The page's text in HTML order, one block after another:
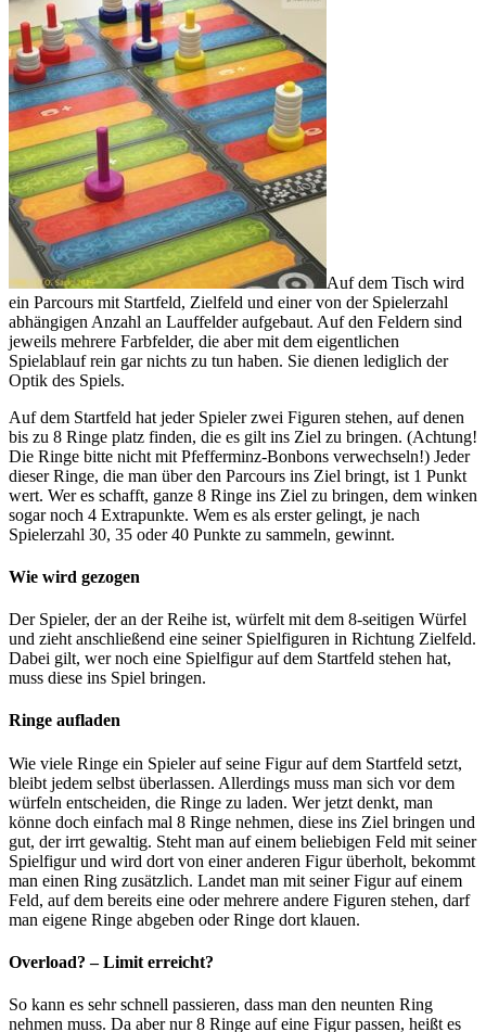
Auf dem Tisch wird
ein Parcours mit Startfeld, Zielfeld und einer von der Spielerzahl
abhängigen Anzahl an Lauffelder aufgebaut. Auf den Feldern sind
jeweils mehrere Farbfelder, die aber mit dem eigentlichen
Spielablauf rein gar nichts zu tun haben. Sie dienen lediglich der
Optik des Spiels.
Auf dem Startfeld hat jeder Spieler zwei Figuren stehen, auf denen
bis zu 8 Ringe platz finden, die es gilt ins Ziel zu bringen. (Achtung!
Die Ringe bitte nicht mit Pfefferminz-Bonbons verwechseln!) Jeder
dieser Ringe, die man über den Parcours ins Ziel bringt, ist 1 Punkt
wert. Wer es schafft, ganze 8 Ringe ins Ziel zu bringen, dem winken
sogar noch 4 Extrapunkte. Wem es als erster gelingt, je nach
Spielerzahl 30, 35 oder 40 Punkte zu sammeln, gewinnt.
Wie wird gezogen
Der Spieler, der an der Reihe ist, würfelt mit dem 8-seitigen Würfel
und zieht anschließend eine seiner Spielfiguren in Richtung Zielfeld.
Dabei gilt, wer noch eine Spielfigur auf dem Startfeld stehen hat,
muss diese ins Spiel bringen.
Ringe aufladen
Wie viele Ringe ein Spieler auf seine Figur auf dem Startfeld setzt,
bleibt jedem selbst überlassen. Allerdings muss man sich vor dem
würfeln entscheiden, die Ringe zu laden. Wer jetzt denkt, man
könne doch einfach mal 8 Ringe nehmen, diese ins Ziel bringen und
gut, der irrt gewaltig. Steht man auf einem beliebigen Feld mit seiner
Spielfigur und wird dort von einer anderen Figur überholt, bekommt
man einen Ring zusätzlich. Landet man mit seiner Figur auf einem
Feld, auf dem bereits eine oder mehrere andere Figuren stehen, darf
man eigene Ringe abgeben oder Ringe dort klauen.
Overload? – Limit erreicht?
So kann es sehr schnell passieren, dass man den neunten Ring
nehmen muss. Da aber nur 8 Ringe auf eine Figur passen, heißt es